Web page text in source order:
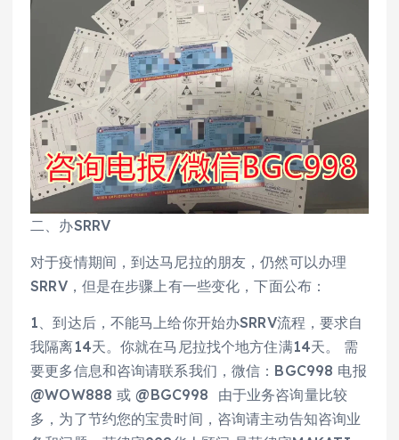
二、办SRRV
对于疫情期间，到达马尼拉的朋友，仍然可以办理
SRRV，但是在步骤上有一些变化，下面公布：
1、到达后，不能马上给你开始办SRRV流程，要求自
我隔离14天。你就在马尼拉找个地方住满14天。 需
要更多信息和咨询请联系我们，微信：BGC998 电报
@WOW888 或 @BGC998 由于业务咨询量比较
多，为了节约您的宝贵时间，咨询请主动告知咨询业